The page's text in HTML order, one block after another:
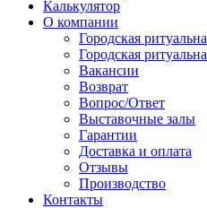
Калькулятор
О компании
Городская
Городская
Вакансии
Возврат
Вопрос/Ответ
Выставочные залы
Гарантии
Доставка и оплата
Отзывы
Производство
Контакты